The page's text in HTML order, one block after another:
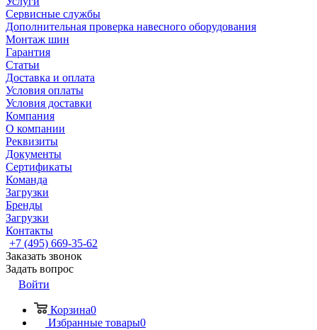
Сервисные службы
Дополнительная проверка навесного оборудования
Монтаж шин
Гарантия
Статьи
Доставка и оплата
Условия оплаты
Условия доставки
Компания
О компании
Реквизиты
Документы
Сертификаты
Команда
Загрузки
Бренды
Загрузки
Контакты
+7 (495) 669-35-62
Заказать звонок
Задать вопрос
Войти
Корзина0
Избранные товары0